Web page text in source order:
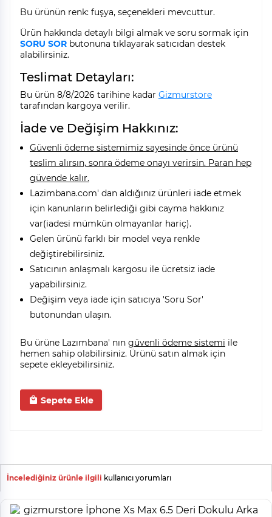
Bu ürünün renk: fuşya, seçenekleri mevcuttur.
Ürün hakkında detaylı bilgi almak ve soru sormak için
SORU SOR butonuna tıklayarak satıcıdan destek
alabilirsiniz.
Teslimat Detayları:
Bu ürün 8/8/2026 tarihine kadar Gizmurstore
tarafından kargoya verilir.
İade ve Değişim Hakkınız:
Güvenli ödeme sistemimiz sayesinde önce ürünü
teslim alırsın, sonra ödeme onayı verirsin. Paran hep
güvende kalır.
Lazimbana.com' dan aldığınız ürünleri iade etmek
için kanunların belirlediği gibi cayma hakkınız
var(iadesi mümkün olmayanlar hariç).
Gelen ürünü farklı bir model veya renkle
değiştirebilirsiniz.
Satıcının anlaşmalı kargosu ile ücretsiz iade
yapabilirsiniz.
Değişim veya iade için satıcıya 'Soru Sor'
butonundan ulaşın.
Bu ürüne Lazımbana' nın güvenli ödeme sistemi ile
hemen sahip olabilirsiniz. Ürünü satın almak için
sepete ekleyebilirsiniz.
Sepete Ekle
İncelediğiniz ürünle ilgili kullanıcı yorumları